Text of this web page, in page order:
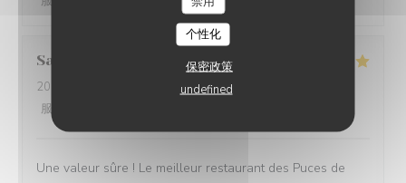
个性化
保密政策
undefined
Sarah
2026-02-22
- 14:15 - 来宾 5
服务
Une valeur sûre ! Le meilleur restaurant des Puces de